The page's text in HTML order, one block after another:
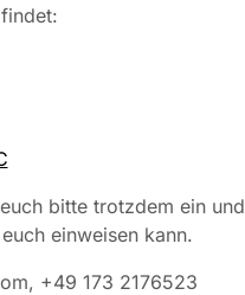
bitte trotzdem ein und
einweisen kann.
+49 173 2176523